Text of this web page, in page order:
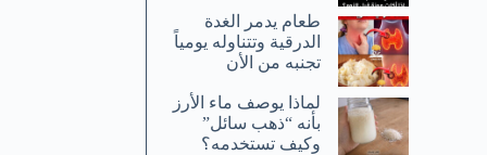
طعام يدمر الغدة
الدرقية وتتناوله يومياً
تجنبه من الأن
لماذا يوصف ماء الأرز
بأنه “ذهب سائل”
وكيف تستخدمه؟